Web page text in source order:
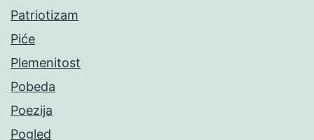
Patriotizam
Piće
Plemenitost
Pobeda
Poezija
Pogled